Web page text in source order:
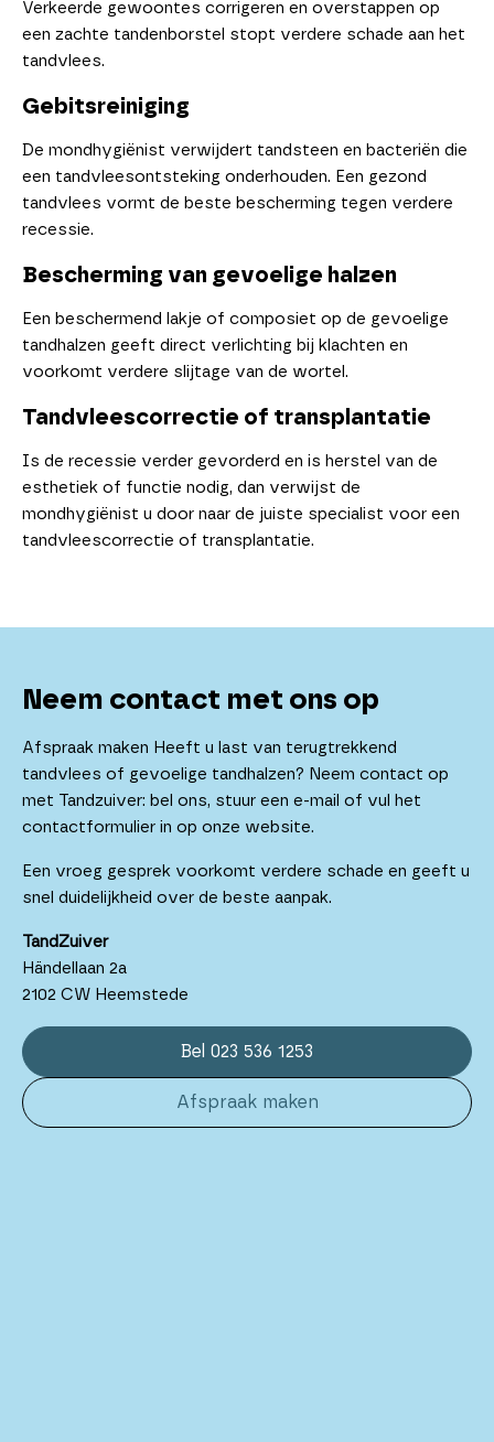
Verkeerde gewoontes corrigeren en overstappen op
een zachte tandenborstel stopt verdere schade aan het
tandvlees.
Gebitsreiniging
De mondhygiënist verwijdert tandsteen en bacteriën die
een tandvleesontsteking onderhouden. Een gezond
tandvlees vormt de beste bescherming tegen verdere
recessie.
Bescherming van gevoelige halzen
Een beschermend lakje of composiet op de gevoelige
tandhalzen geeft direct verlichting bij klachten en
voorkomt verdere slijtage van de wortel.
Tandvleescorrectie of transplantatie
Is de recessie verder gevorderd en is herstel van de
esthetiek of functie nodig, dan verwijst de
mondhygiënist u door naar de juiste specialist voor een
tandvleescorrectie of transplantatie.
Neem contact met ons op
Afspraak maken Heeft u last van terugtrekkend
tandvlees of gevoelige tandhalzen? Neem contact op
met Tandzuiver: bel ons, stuur een e-mail of vul het
contactformulier in op onze website.
Een vroeg gesprek voorkomt verdere schade en geeft u
snel duidelijkheid over de beste aanpak.
TandZuiver
Händellaan 2a
2102 CW Heemstede
Bel 023 536 1253
Afspraak maken